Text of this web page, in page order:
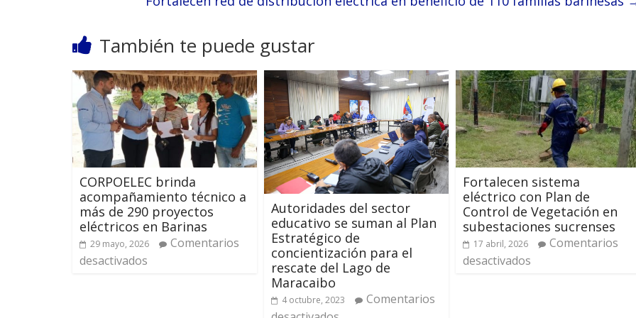
También te puede gustar
CORPOELEC brinda
acompañamiento técnico a
más de 290 proyectos
eléctricos en Barinas
29 mayo, 2026
Comentarios
desactivados
Autoridades del sector
educativo se suman al Plan
Estratégico de
concientización para el
rescate del Lago de
Maracaibo
4 octubre, 2023
Comentarios
Fortalecen sistema
eléctrico con Plan de
Control de Vegetación en
subestaciones sucrenses
17 abril, 2026
Comentarios
desactivados